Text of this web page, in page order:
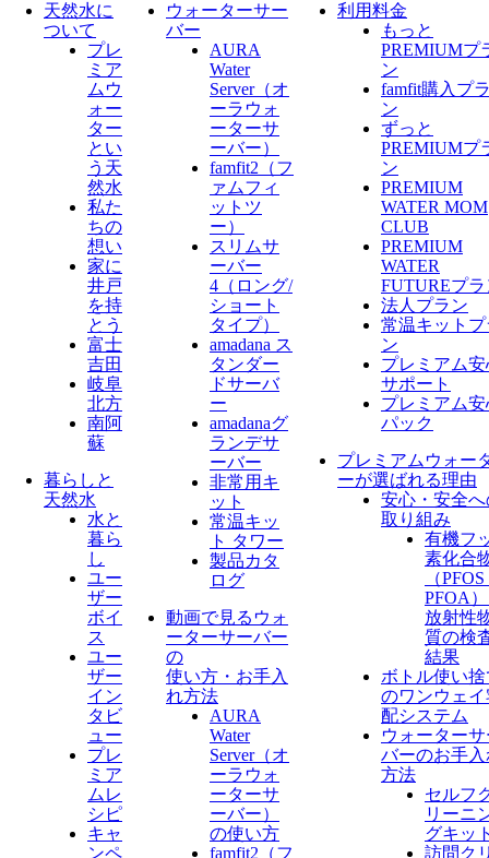
天然水に
ついて
プレ
ミア
ムウ
ォー
ター
とい
う天
然水
私た
ちの
想い
家に
井戸
を持
とう
富士
吉田
岐阜
北方
南阿
蘇
暮らしと
天然水
水と
暮ら
し
ユー
ザー
ボイ
ス
ユー
ザー
イン
タビ
ュー
プレ
ミア
ムレ
シピ
キャ
ンペ
ウォーターサー
バー
AURA
Water
Server​（オ
ーラウォ
ーターサ
ーバー）
famfit2（フ
ァムフィ
ットツ
ー）
スリムサ
ーバー
4（ロング/
ショート
タイプ）
amadana ス
タンダー
ドサーバ
ー
amadanaグ
ランデサ
ーバー
非常用キ
ット
常温キッ
ト タワー
製品カタ
ログ
動画で見るウォ
ーターサーバー
の
使い方・お手入
れ方法
AURA
Water
Server​（オ
ーラウォ
ーターサ
ーバー）
の使い方
famfit2（フ
利用料金
もっと
PREMIUMプ
ン
famfit購入プ
ン
ずっと
PREMIUMプ
ン
PREMIUM
WATER MOM
CLUB
PREMIUM
WATER
FUTUREプラ
法人プラン
常温キットプ
ン
プレミアム安
サポート
プレミアム安
パック
プレミアムウォー
ーが選ばれる理由
安心・安全へ
取り組み
有機フ
素化合
（
PFOA
放射性
質の検
結果
ボトル使い捨
のワンウェイ
配システム
ウォーター
バーのお手入
方法
セルフ
リーニ
グキッ
訪問ク